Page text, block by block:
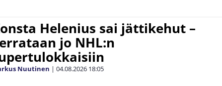
Helenius sai jättikehut –
jo NHL:n
Nuutinen | 04.08.2026 18:05